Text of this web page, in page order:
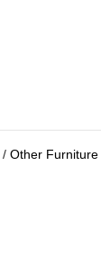
/Other Furniture